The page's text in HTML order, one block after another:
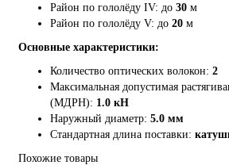
Район по гололёду IV: до 30 м
Район по гололёду V: до 20 м
Основные характеристики:
Количество оптических волокон: 2
Максимальная допустимая
(МДРН): 1.0 кН
Наружный диаметр: 5.0 мм
Стандартная длина поставки:
Похожие товары